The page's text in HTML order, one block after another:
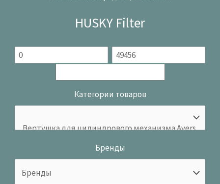
HUSKY Filter
Категории товаров
Бренды